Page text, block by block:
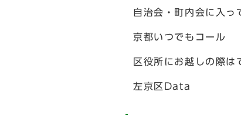
自治会・町内会に入っ
京都いつでもコール
区役所にお越しの際は
左京区Data